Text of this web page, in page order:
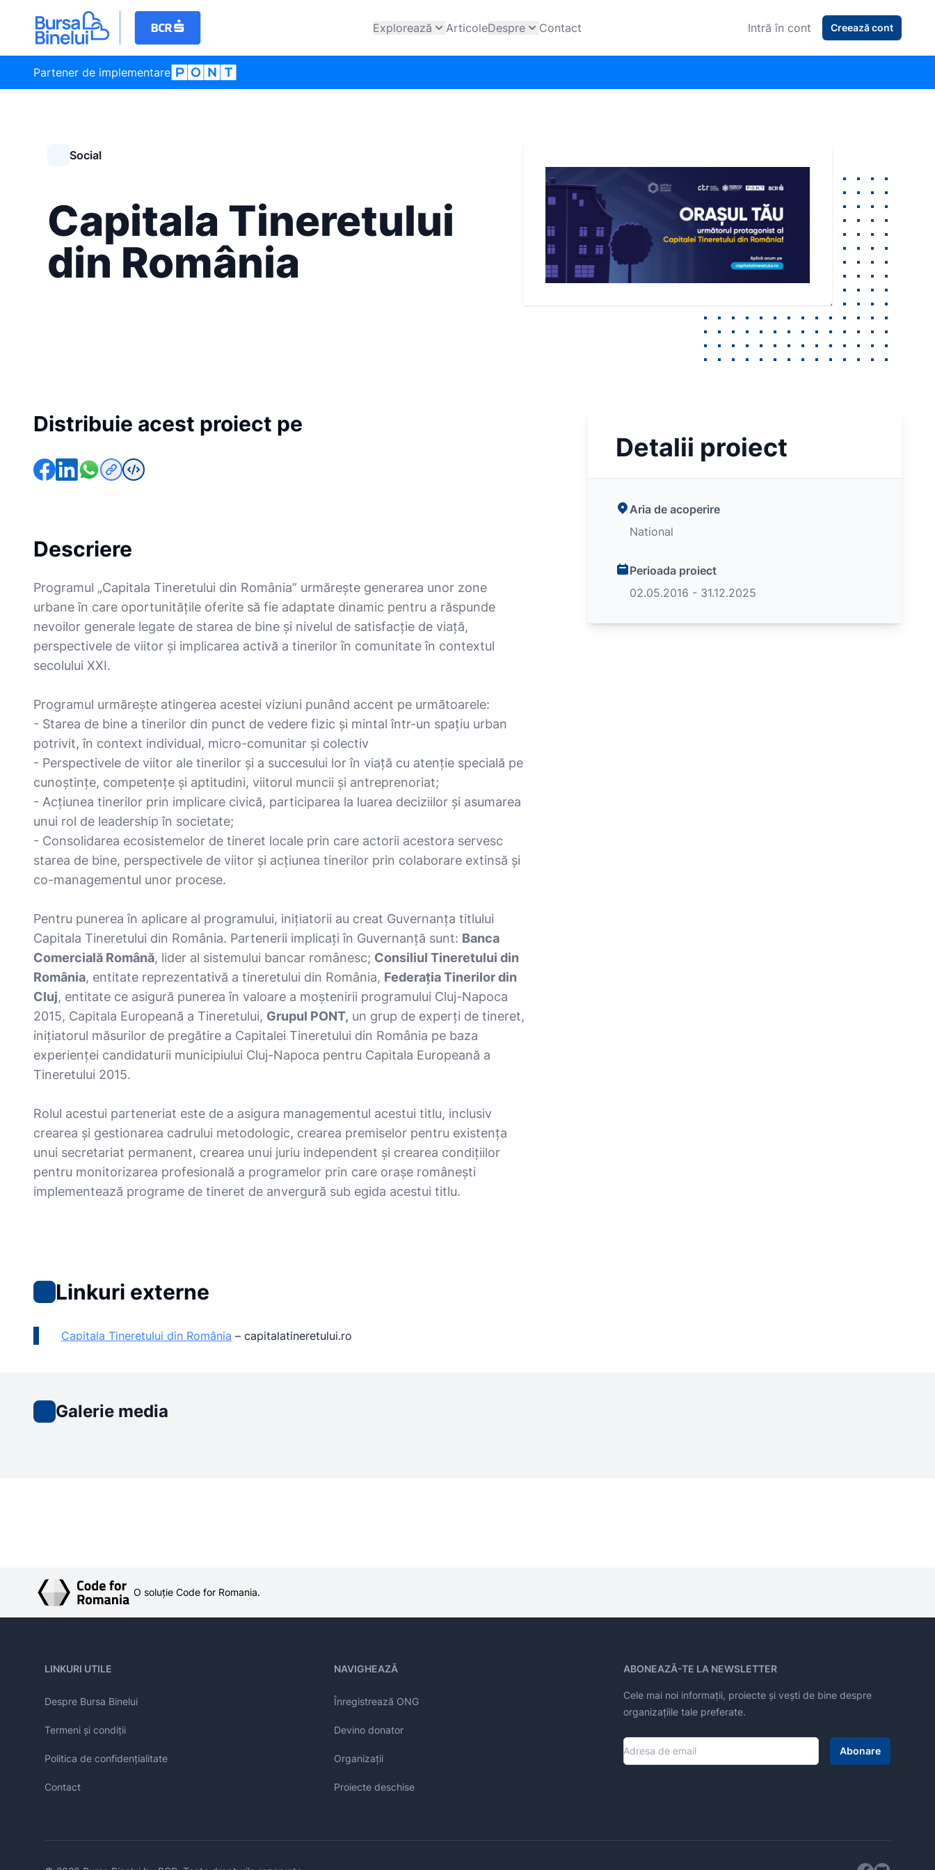
Explorează ArticoleDespre Contact Intră în cont Creează cont
Partener de implementare
Social
Capitala Tineretului
din România
Distribuie acest proiect pe
Descriere
Programul „Capitala Tineretului din România” urmărește generarea unor zone
urbane în care oportunitățile oferite să fie adaptate dinamic pentru a răspunde
nevoilor generale legate de starea de bine și nivelul de satisfacție de viață,
perspectivele de viitor și implicarea activă a tinerilor în comunitate în contextul
secolului XXI.
Programul urmărește atingerea acestei viziuni punând accent pe următoarele:
- Starea de bine a tinerilor din punct de vedere fizic și mintal într-un spațiu urban
potrivit, în context individual, micro-comunitar și colectiv
- Perspectivele de viitor ale tinerilor și a succesului lor în viață cu atenție specială pe
cunoștințe, competențe și aptitudini, viitorul muncii și antreprenoriat;
- Acțiunea tinerilor prin implicare civică, participarea la luarea deciziilor și asumarea
unui rol de leadership în societate;
- Consolidarea ecosistemelor de tineret locale prin care actorii acestora servesc
starea de bine, perspectivele de viitor și acțiunea tinerilor prin colaborare extinsă și
co-managementul unor procese.
Pentru punerea în aplicare al programului, inițiatorii au creat Guvernanța titlului
Capitala Tineretului din România. Partenerii implicați în Guvernanță sunt: Banca
Comercială Română, lider al sistemului bancar românesc; Consiliul Tineretului din
România, entitate reprezentativă a tineretului din România, Federația Tinerilor din
Cluj, entitate ce asigură punerea în valoare a moștenirii programului Cluj-Napoca
2015, Capitala Europeană a Tineretului, Grupul PONT, un grup de experți de tineret,
inițiatorul măsurilor de pregătire a Capitalei Tineretului din România pe baza
experienței candidaturii municipiului Cluj-Napoca pentru Capitala Europeană a
Tineretului 2015.
Rolul acestui parteneriat este de a asigura managementul acestui titlu, inclusiv
crearea și gestionarea cadrului metodologic, crearea premiselor pentru existența
unui secretariat permanent, crearea unui juriu independent și crearea condițiilor
pentru monitorizarea profesională a programelor prin care orașe românești
implementează programe de tineret de anvergură sub egida acestui titlu.
Detalii proiect
Aria de acoperire
National
Perioada proiect
02.05.2016 - 31.12.2025
Linkuri externe
Capitala Tineretului din România – capitalatineretului.ro
Galerie media
O soluție Code for Romania.
LINKURI UTILE
Despre Bursa Binelui
Termeni și condiții
Politica de confidențialitate
Contact
NAVIGHEAZĂ
Înregistrează ONG
Devino donator
Organizații
Proiecte deschise
ABONEAZĂ-TE LA NEWSLETTER
Cele mai noi informații, proiecte și vești de bine despre
organizațiile tale preferate.
Abonare